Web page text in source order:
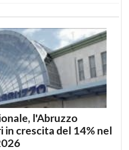
l'Abruzzo
in crescita del 14% nel